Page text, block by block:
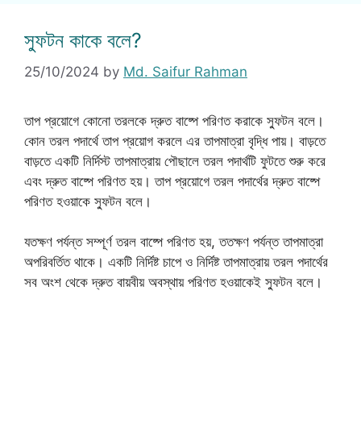
স্ফুটন কাকে বলে?
25/10/2024 by Md. Saifur Rahman
তাপ প্রয়োগে কোনো তরলকে দ্রুত বাষ্পে পরিণত করাকে স্ফুটন বলে।
কোন তরল পদার্থে তাপ প্রয়োগ করলে এর তাপমাত্রা বৃদ্ধি পায়। বাড়তে
বাড়তে একটি নির্দিস্ট তাপমাত্রায় পৌছালে তরল পদার্থটি ফুটতে শুরু করে
এবং দ্রুত বাষ্পে পরিণত হয়। তাপ প্রয়োগে তরল পদার্থের দ্রুত বাষ্পে
পরিণত হওয়াকে স্ফুটন বলে।
যতক্ষণ পর্যন্ত সম্পূর্ণ তরল বাষ্পে পরিণত হয়, ততক্ষণ পর্যন্ত তাপমাত্রা
অপরিবর্তিত থাকে। একটি নির্দিষ্ট চাপে ও নির্দিষ্ট তাপমাত্রায় তরল পদার্থের
সব অংশ থেকে দ্রুত বায়বীয় অবস্থায় পরিণত হওয়াকেই স্ফুটন বলে।